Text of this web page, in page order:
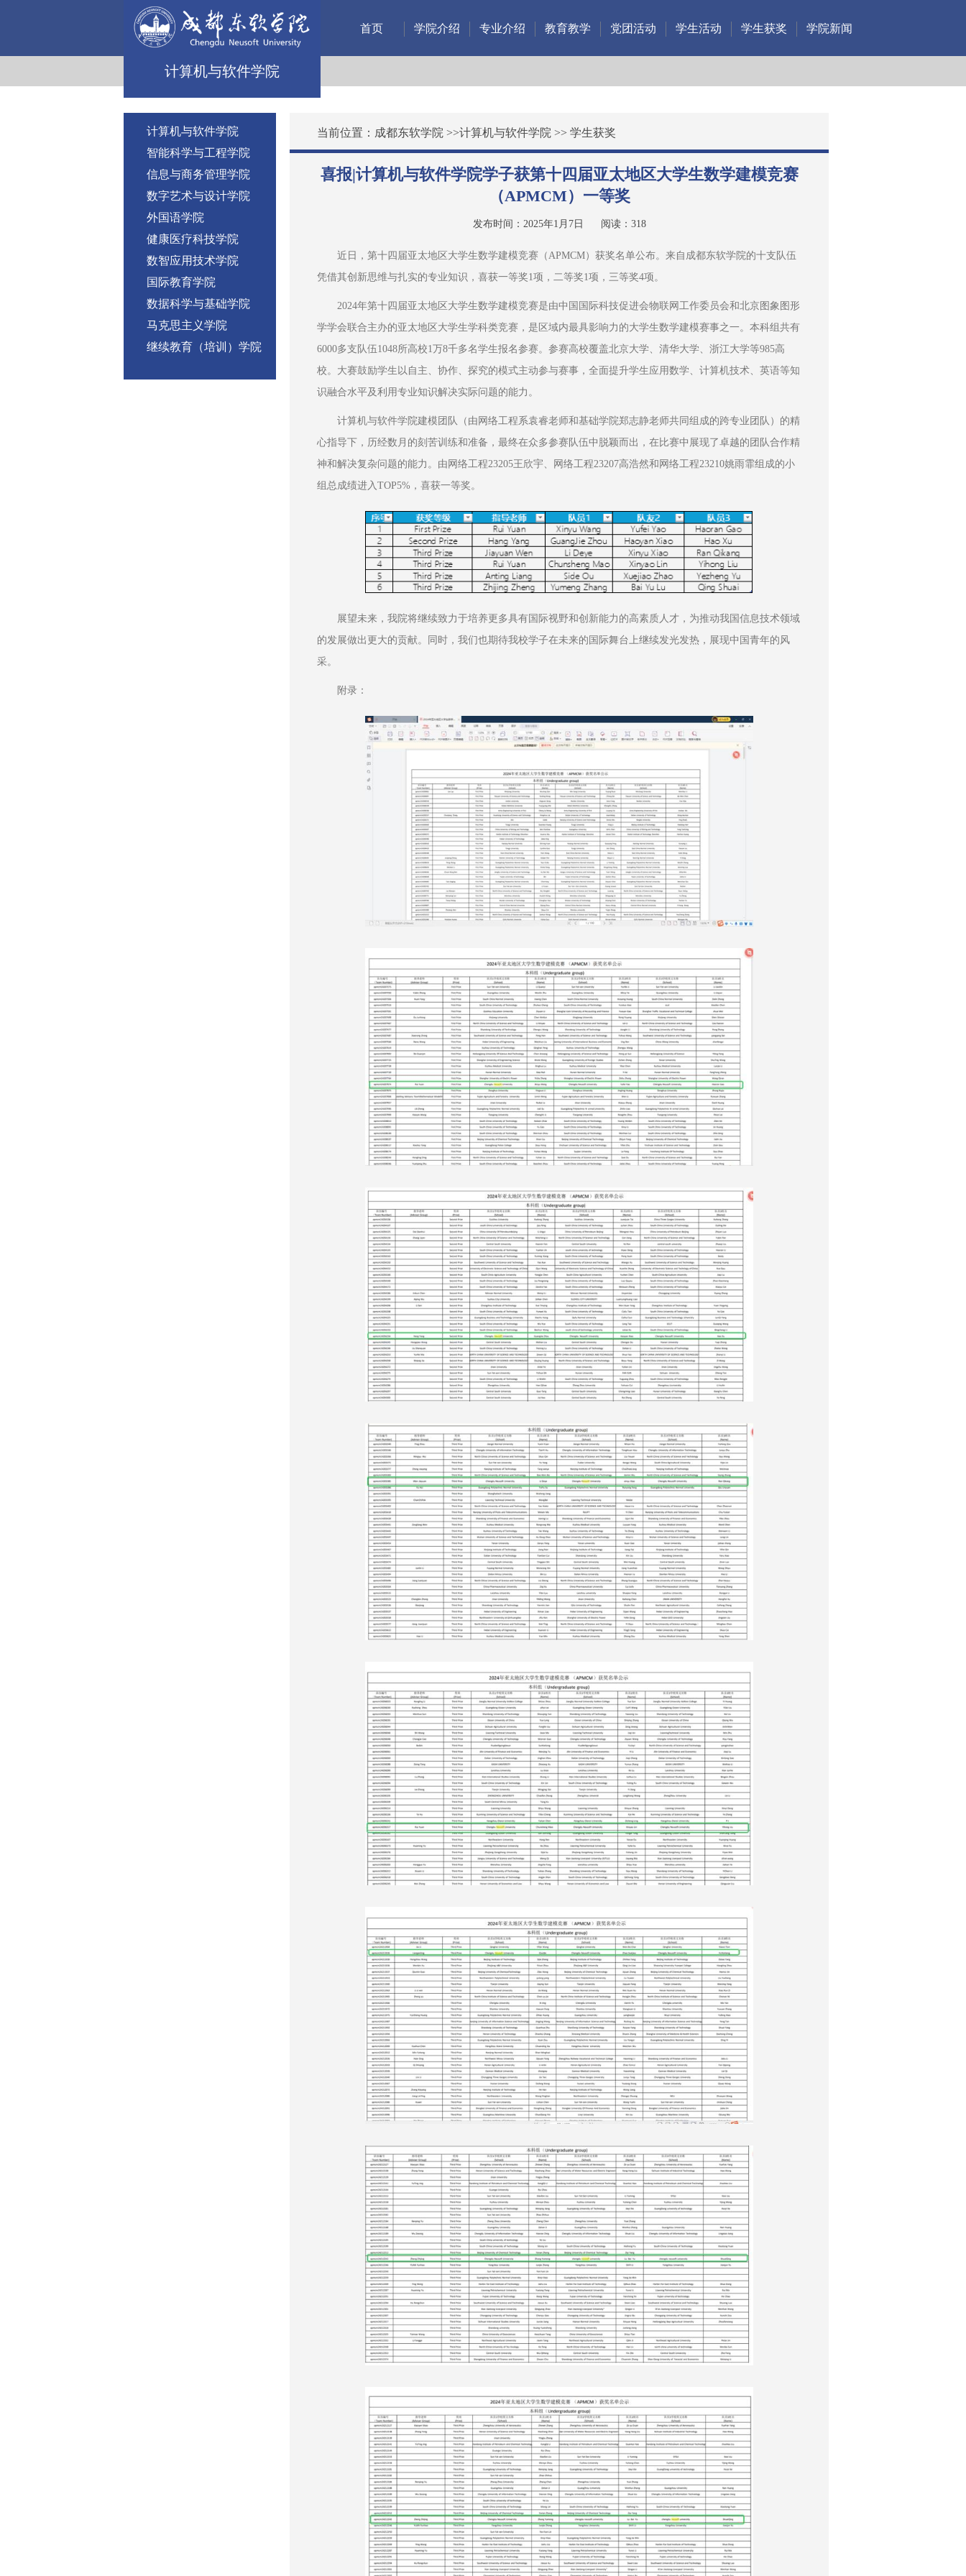
计算机与软件学院
首页 学院介绍 专业介绍 教育教学 党团活动 学生活动 学生获奖 学院新闻
计算机与软件学院
智能科学与工程学院
信息与商务管理学院
数字艺术与设计学院
外国语学院
健康医疗科技学院
数智应用技术学院
国际教育学院
数据科学与基础学院
马克思主义学院
继续教育（培训）学院
当前位置： 成都东软学院 >>计算机与软件学院 >> 学生获奖
喜报|计算机与软件学院学子获第十四届亚太地区大学生数学建模竞赛
（APMCM）一等奖
发布时间：2025年1月7日 阅读： 318
近日，第十四届亚太地区大学生数学建模竞赛（APMCM）获奖名单公布。来自成都东软学院的十支队伍
凭借其创新思维与扎实的专业知识，喜获一等奖1项，二等奖1项，三等奖4项。
2024年第十四届亚太地区大学生数学建模竞赛是由中国国际科技促进会物联网工作委员会和北京图象图形
学学会联合主办的亚太地区大学生学科类竞赛，是区域内最具影响力的大学生数学建模赛事之一。本科组共有
6000多支队伍1048所高校1万8千多名学生报名参赛。参赛高校覆盖北京大学、清华大学、浙江大学等985高
校。大赛鼓励学生以自主、协作、探究的模式主动参与赛事，全面提升学生应用数学、计算机技术、英语等知
识融合水平及利用专业知识解决实际问题的能力。
计算机与软件学院建模团队（由网络工程系袁睿老师和基础学院郑志静老师共同组成的跨专业团队）的精
心指导下，历经数月的刻苦训练和准备，最终在众多参赛队伍中脱颖而出，在比赛中展现了卓越的团队合作精
神和解决复杂问题的能力。由网络工程23205王欣宇、网络工程23207高浩然和网络工程23210姚雨霏组成的小
组总成绩进入TOP5%，喜获一等奖。
展望未来，我院将继续致力于培养更多具有国际视野和创新能力的高素质人才，为推动我国信息技术领域
的发展做出更大的贡献。同时，我们也期待我校学子在未来的国际舞台上继续发光发热，展现中国青年的风
采。
附录：